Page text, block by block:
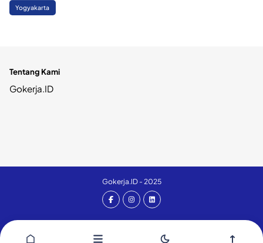
Yogyakarta
Tentang Kami
Gokerja.ID
Gokerja.ID - 2025